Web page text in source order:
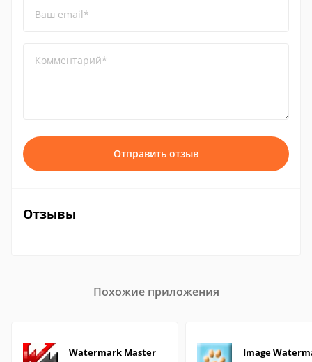
Ваш email*
Комментарий*
Отправить отзыв
Отзывы
Похожие приложения
Watermark Master Image